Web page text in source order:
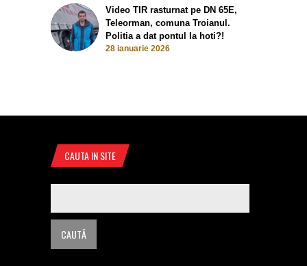
Video TIR rasturnat pe DN 65E,
Teleorman, comuna Troianul.
Politia a dat pontul la hoti?!
28 ianuarie 2026
CAUTA IN SITE